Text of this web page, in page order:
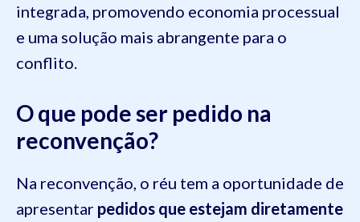
integrada, promovendo economia processual
e uma solução mais abrangente para o
conflito.
O que pode ser pedido na
reconvenção?
Na reconvenção, o réu tem a oportunidade de
apresentar pedidos que estejam diretamente